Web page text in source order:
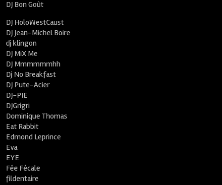
DJ Bon Goût
DJ HoloWestCaust
DJ Jean-Michel Boire
dj klingon
DJ MiX Me
DJ Mmmmmmhh
Dj No Breakfast
DJ Pute-Acier
DJ-PIE
DJGrigri
Dominique Thomas
Eat Rabbit
Edmond Leprince
Eva
EYE
Fée Fécale
fildentaire